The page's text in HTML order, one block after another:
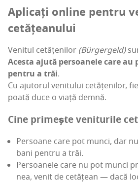
Apli­cați onli­ne pen­tru
cetățeanului
Veni­tul cetă­țe­ni­lor (Bür­ger­geld)
Aces­ta aju­tă per­soa­ne­le care
pen­tru a trăi.
Cu aju­to­rul veni­tu­lui cetă­țe­ni­lor,
poa­tă duce o via­ță demnă.
Cine pri­meș­teveni­tu­ri­le
Per­soa­ne care pot munci, dar
bani pen­tru a trăi.
Per­soa­ne­le care nu pot munci
nea, venit de cetă­țean — dacă